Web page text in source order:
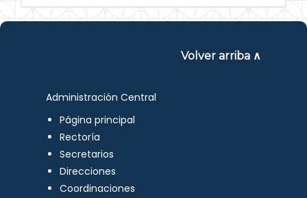
Volver arriba ∧
Administración Central
Página principal
Rectoría
Secretarios
Direcciones
Coordinaciones